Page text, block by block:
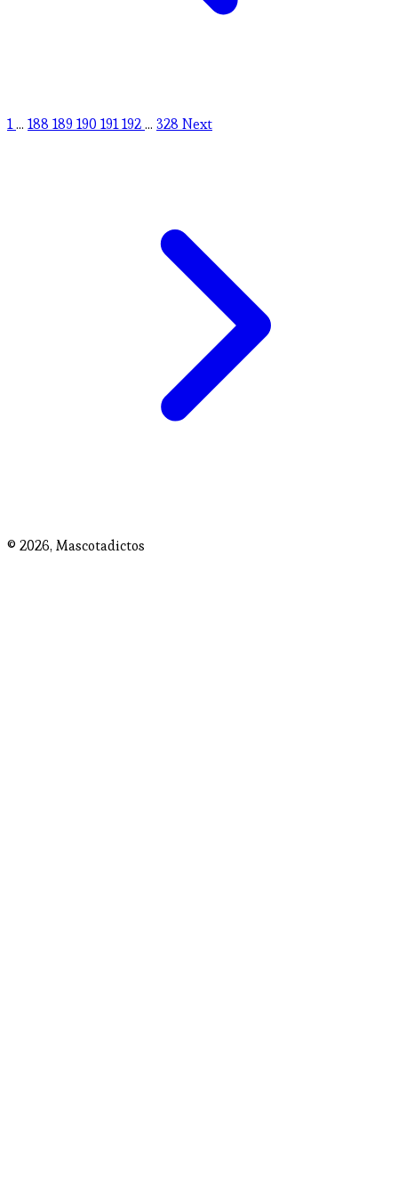
1... 188 189 190 191192... 328 Next
© 2026, Mascotadictos